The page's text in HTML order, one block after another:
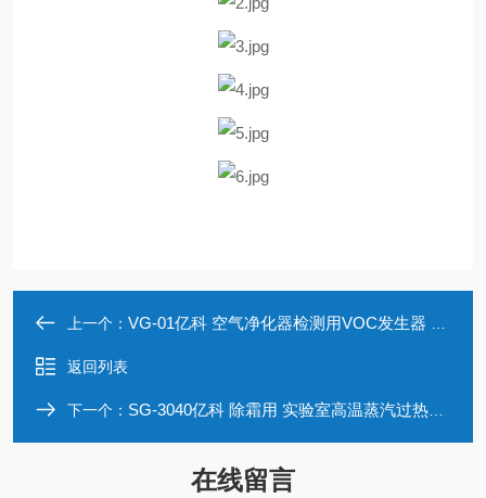
上一个： VG-01亿科 空气净化器检测用VOC发生器 实验用
返回列表
下一个： SG-3040亿科 除霜用 实验室高温蒸汽过热蒸汽发生器
在线留言